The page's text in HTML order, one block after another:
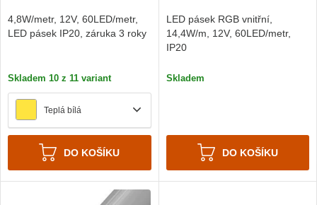
4,8W/metr, 12V, 60LED/metr,
LED pásek IP20, záruka 3 roky
Skladem 10 z 11 variant
Teplá bílá
DO KOŠÍKU
LED pásek RGB vnitřní,
14,4W/m, 12V, 60LED/metr,
IP20
Skladem
DO KOŠÍKU